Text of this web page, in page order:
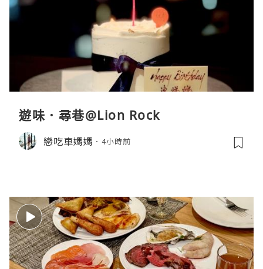
遊味．尋巷@Lion Rock
戀吃車媽媽 4小時前